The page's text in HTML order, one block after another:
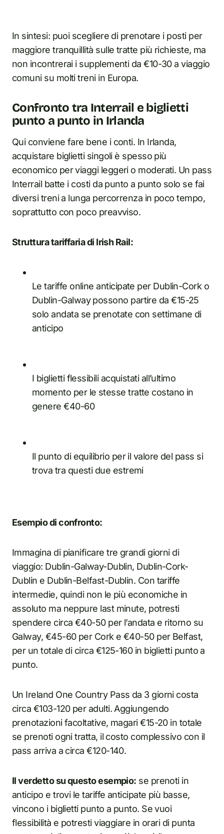
In sintesi: puoi scegliere di prenotare i posti per
maggiore tranquillità sulle tratte più richieste, ma
non incontrerai i supplementi da €10-30 a viaggio
comuni su molti treni in Europa.
Confronto tra Interrail e biglietti
punto a punto in Irlanda
Qui conviene fare bene i conti. In Irlanda,
acquistare biglietti singoli è spesso più
economico per viaggi leggeri o moderati. Un pass
Interrail batte i costi da punto a punto solo se fai
diversi treni a lunga percorrenza in poco tempo,
soprattutto con poco preavviso.
Struttura tariffaria di Irish Rail:
Le tariffe online anticipate per Dublin-Cork o
Dublin-Galway possono partire da €15-25
solo andata se prenotate con settimane di
anticipo
I biglietti flessibili acquistati all’ultimo
momento per le stesse tratte costano in
genere €40-60
Il punto di equilibrio per il valore del pass si
trova tra questi due estremi
Esempio di confronto:
Immagina di pianificare tre grandi giorni di
viaggio: Dublin-Galway-Dublin, Dublin-Cork-
Dublin e Dublin-Belfast-Dublin. Con tariffe
intermedie, quindi non le più economiche in
assoluto ma neppure last minute, potresti
spendere circa €40-50 per l’andata e ritorno su
Galway, €45-60 per Cork e €40-50 per Belfast,
per un totale di circa €125-160 in biglietti punto a
punto.
Un Ireland One Country Pass da 3 giorni costa
circa €103-120 per adulti. Aggiungendo
prenotazioni facoltative, magari €15-20 in totale
se prenoti ogni tratta, il costo complessivo con il
pass arriva a circa €120-140.
Il verdetto su questo esempio: se prenoti in
anticipo e trovi le tariffe anticipate più basse,
vincono i biglietti punto a punto. Se vuoi
flessibilità e potresti viaggiare in orari di punta